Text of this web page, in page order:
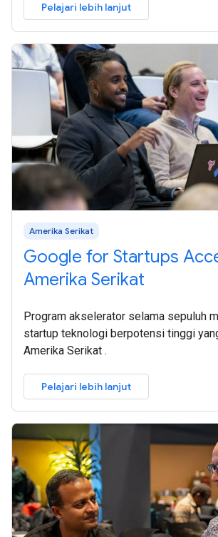
Pelajari lebih lanjut
Amerika Serikat
Google for Startups
Amerika Serikat
Program akselerator selama sepuluh
startup teknologi berpotensi tinggi
Amerika Serikat .
Pelajari lebih lanjut